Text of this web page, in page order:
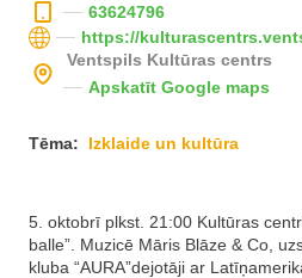
63624796
https://
Ventspils Kultūras centrs
Apskatīt Google maps
Tēma: Izklaide un kultūra
5. oktobrī plkst. 21:00 Kultūras
balle”. Muzicē Māris Blāze & Co,
kluba “AURA”dejotāji ar